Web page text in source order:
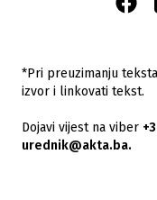
*Pri preuzimanju
izvor i linkovati tekst.
Dojavi vijest na viber
urednik@akta.ba.